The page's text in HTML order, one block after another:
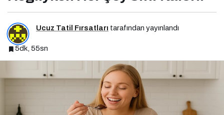
Ucuz Tatil Fırsatları tarafından yayınlandı
5dk, 55sn